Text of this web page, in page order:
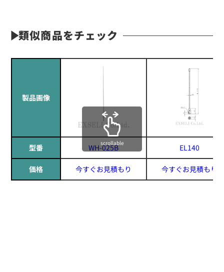
類似商品をチェック
製品画像
型番 WH-025B EL140
価格 今すぐお見積もり 今すぐお見積もり
scrollable